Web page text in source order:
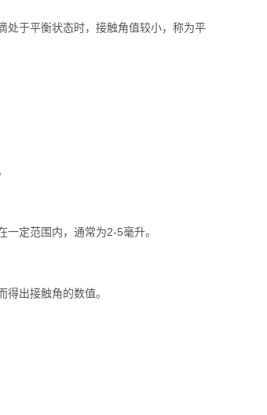
于平衡状态时，接触角值较小，称为平
定范围内，通常为2-5毫升。
出接触角的数值。